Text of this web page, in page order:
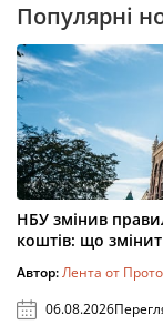
Популярні
НБУ змінив
коштів: що
Автор:Лента от
06.08.2026